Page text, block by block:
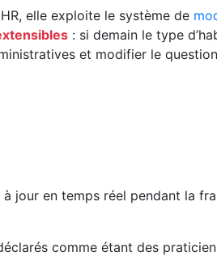
elle exploite le système de
: si demain le type
et modifier le
jour en temps réel pendant la
comme étant des